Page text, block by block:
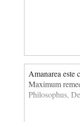
Amanarea este
Maximum
Philosophus,